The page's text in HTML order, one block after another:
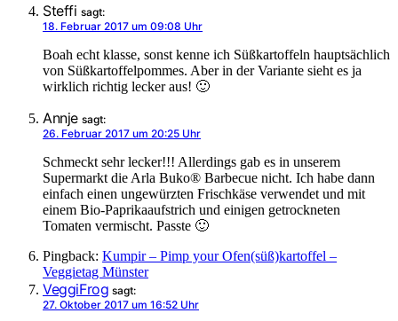
Steffi sagt:
18. Februar 2017 um 09:08 Uhr
Boah echt klasse, sonst kenne ich Süßkartoffeln hauptsächlich
von Süßkartoffelpommes. Aber in der Variante sieht es ja
wirklich richtig lecker aus! 🙂
Annje sagt:
26. Februar 2017 um 20:25 Uhr
Schmeckt sehr lecker!!! Allerdings gab es in unserem
Supermarkt die Arla Buko® Barbecue nicht. Ich habe dann
einfach einen ungewürzten Frischkäse verwendet und mit
einem Bio-Paprikaaufstrich und einigen getrockneten
Tomaten vermischt. Passte 🙂
Pingback: Kumpir – Pimp your Ofen(süß)kartoffel –
Veggietag Münster
VeggiFrog sagt:
27. Oktober 2017 um 16:52 Uhr